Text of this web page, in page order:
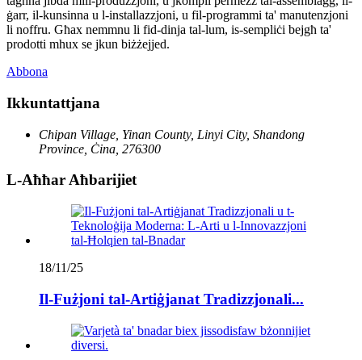
ġarr, il-kunsinna u l-installazzjoni, u fil-programmi ta' manutenzjoni
li noffru. Għax nemmnu li fid-dinja tal-lum, is-sempliċi bejgħ ta'
prodotti mhux se jkun biżżejjed.
Abbona
Ikkuntattjana
Chipan Village, Yinan County, Linyi City, Shandong
Province, Ċina, 276300
L-Aħħar Aħbarijiet
18/11/25
Il-Fużjoni tal-Artiġjanat Tradizzjonali...